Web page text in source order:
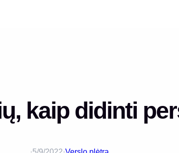
kaip didinti